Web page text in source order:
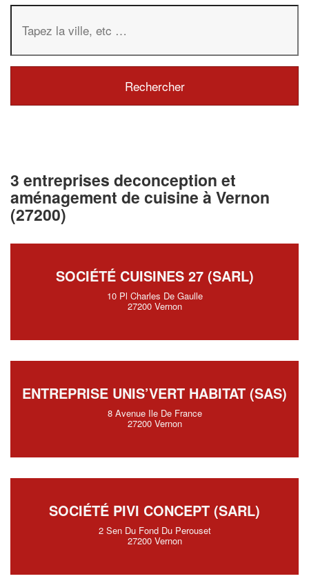
3 entreprises deconception et
aménagement de cuisine à Vernon
(27200)
SOCIÉTÉ CUISINES 27 (SARL)
10 Pl Charles De Gaulle
27200 Vernon
ENTREPRISE UNIS’VERT HABITAT (SAS)
8 Avenue Ile De France
27200 Vernon
SOCIÉTÉ PIVI CONCEPT (SARL)
2 Sen Du Fond Du Perouset
27200 Vernon